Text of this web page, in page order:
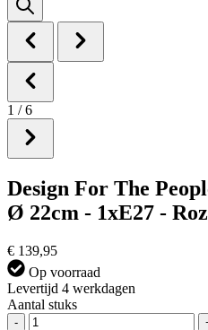
1 / 6
Design For The
Ø 22cm - 1xE27 -
€ 139,95
Op voorraad
Levertijd 4 werkdagen
Aantal stuks
-